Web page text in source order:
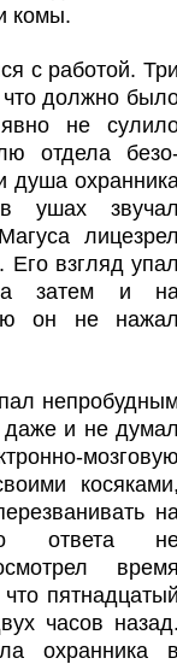
комы.
с работой.
должно
не
отдела
душа
ушах
взгляд
а затем и
он не
даже и не
ответа
часов
охранника